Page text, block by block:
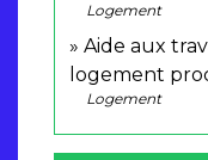
Logement
Aide aux
logement
Logement